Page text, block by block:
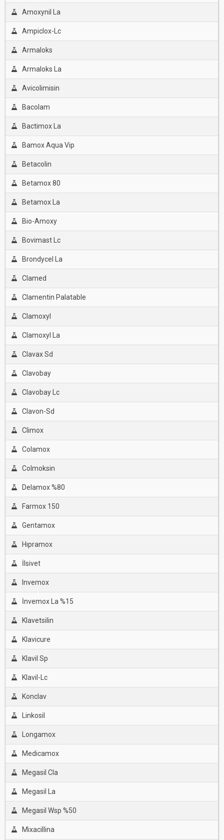
Amoxynil La
Ampiclox-Lc
Armaloks
Armaloks La
Avicolimisin
Bacolam
Bactimox La
Bamox Aqua Vip
Betacolin
Betamox 80
Betamox La
Bio-Amoxy
Bovimast Lc
Brondycel La
Clamed
Clamentin Palatable
Clamoxyl
Clamoxyl La
Clavax Sd
Clavobay
Clavobay Lc
Clavon-Sd
Climox
Colamox
Colmoksin
Delamox %80
Farmox 150
Gentamox
Hıpramox
İlsivet
Invemox
İnvemox La %15
Klavetsilin
Klavicure
Klavil Sp
Klavil-Lc
Konclav
Linkosil
Longamox
Medicamox
Megasil Cla
Megasil La
Megasil Wsp %50
Mixacillina